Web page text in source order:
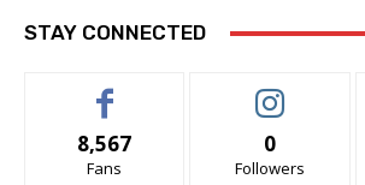
STAY CONNECTED
8,567
Fans
0
Followers